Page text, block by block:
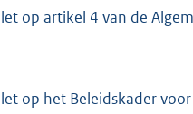
op artikel 4 van de
op het Beleidskader